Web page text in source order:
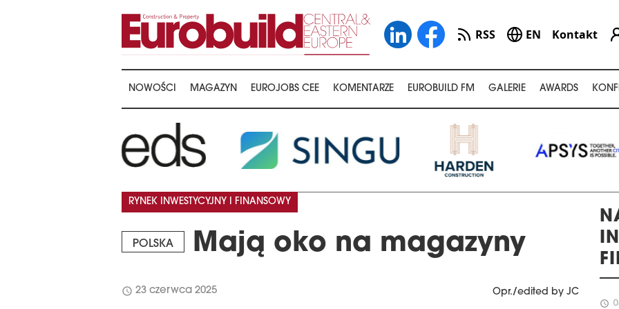
RSS EN Kontakt
NOWOŚCI MAGAZYN EUROJOBS CEE KOMENTARZE EUROBUILD FM GALERIE AWARDS
POLSKA Mają oko na magazyny
RYNEK INWESTYCYJNY I FINANSOWY
schedule 23 czerwca 2025 Opr./edited by JC
schedule